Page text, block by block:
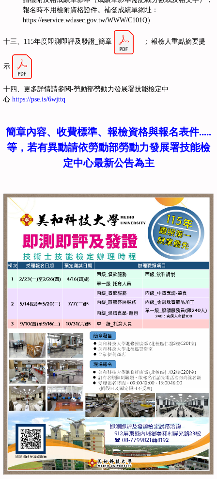
報名時不用檢附資格證件。補發成績單網址：
https://eservice.wdasec.gov.tw/WWW/C101Q）
十三、 115年度即測即評及發證_簡章 ; 報檢人重點摘要提
示
十四、 更多詳情請參閱-勞動部勞動力發展署技能檢定中
心 https://pse.is/6wjttq
簡章內容、收費標準、報檢資格與報名表件.....
等，若有異動請依勞動部勞動力發展署技能檢
定中心最新公告為主